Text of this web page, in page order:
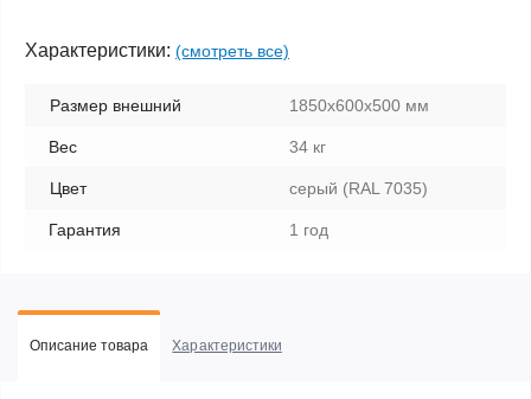
Характеристики: (смотреть все)
Размер внешний 1850х600х500 мм
Вес 34 кг
Цвет серый (RAL 7035)
Гарантия 1 год
Описание товара Характеристики